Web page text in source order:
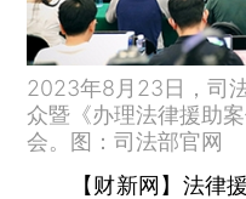
2023年8月23日，司
众暨《办理法律援助
会。图：司法部官网
【财新网】 法律